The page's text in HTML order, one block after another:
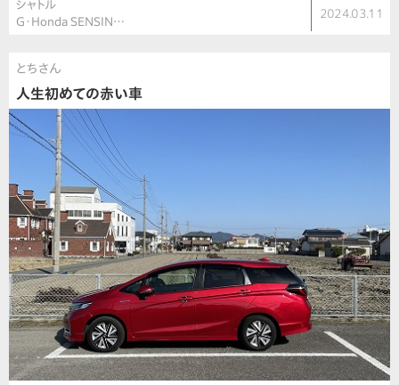
シャトル
G・Honda SENSIN…
2024.03.11
とちさん
人生初めての赤い車